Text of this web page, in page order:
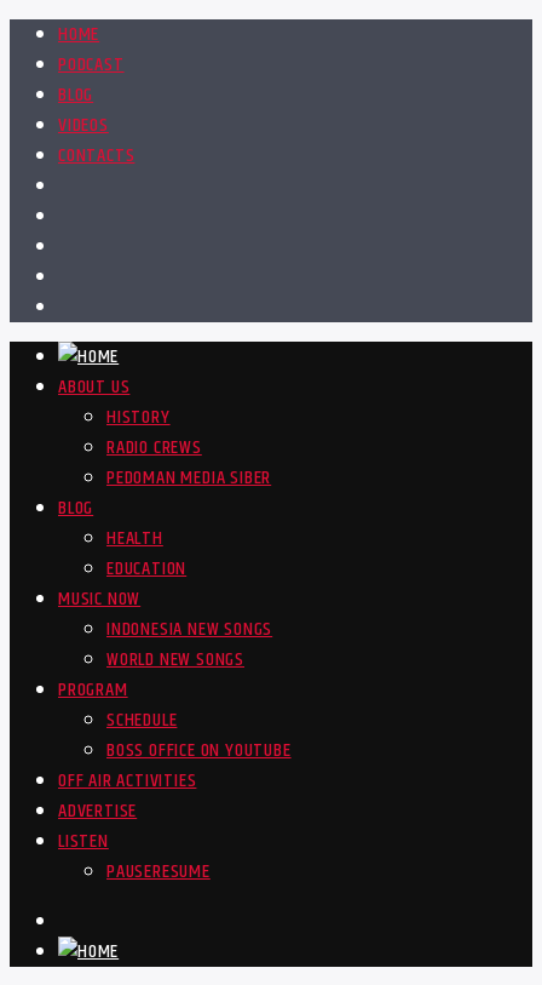
HOME
PODCAST
BLOG
VIDEOS
CONTACTS
ABOUT US
HISTORY
RADIO CREWS
PEDOMAN MEDIA SIBER
BLOG
HEALTH
EDUCATION
MUSIC NOW
INDONESIA NEW SONGS
WORLD NEW SONGS
PROGRAM
SCHEDULE
BOSS OFFICE ON YOUTUBE
OFF AIR ACTIVITIES
ADVERTISE
LISTEN
PAUSERESUME